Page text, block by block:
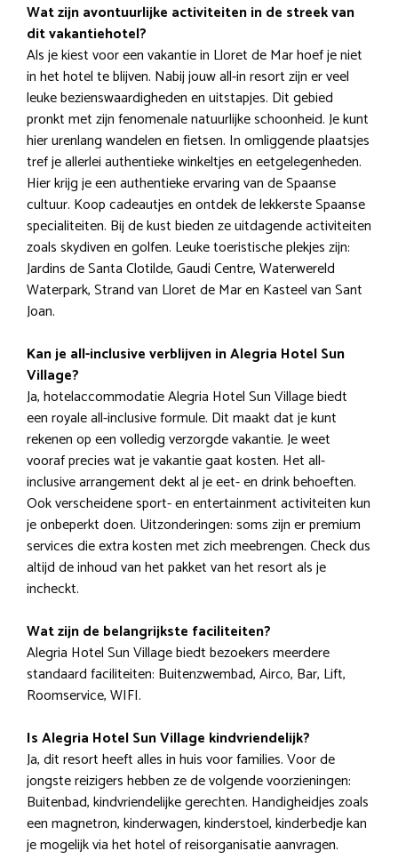
Wat zijn avontuurlijke activiteiten in de streek van
dit vakantiehotel?
Als je kiest voor een vakantie in Lloret de Mar hoef je niet
in het hotel te blijven. Nabij jouw all-in resort zijn er veel
leuke bezienswaardigheden en uitstapjes. Dit gebied
pronkt met zijn fenomenale natuurlijke schoonheid. Je kunt
hier urenlang wandelen en fietsen. In omliggende plaatsjes
tref je allerlei authentieke winkeltjes en eetgelegenheden.
Hier krijg je een authentieke ervaring van de Spaanse
cultuur. Koop cadeautjes en ontdek de lekkerste Spaanse
specialiteiten. Bij de kust bieden ze uitdagende activiteiten
zoals skydiven en golfen. Leuke toeristische plekjes zijn:
Jardins de Santa Clotilde, Gaudi Centre, Waterwereld
Waterpark, Strand van Lloret de Mar en Kasteel van Sant
Joan.
Kan je all-inclusive verblijven in Alegria Hotel Sun
Village?
Ja, hotelaccommodatie Alegria Hotel Sun Village biedt
een royale all-inclusive formule. Dit maakt dat je kunt
rekenen op een volledig verzorgde vakantie. Je weet
vooraf precies wat je vakantie gaat kosten. Het all-
inclusive arrangement dekt al je eet- en drink behoeften.
Ook verscheidene sport- en entertainment activiteiten kun
je onbeperkt doen. Uitzonderingen: soms zijn er premium
services die extra kosten met zich meebrengen. Check dus
altijd de inhoud van het pakket van het resort als je
incheckt.
Wat zijn de belangrijkste faciliteiten?
Alegria Hotel Sun Village biedt bezoekers meerdere
standaard faciliteiten: Buitenzwembad, Airco, Bar, Lift,
Roomservice, WIFI.
Is Alegria Hotel Sun Village kindvriendelijk?
Ja, dit resort heeft alles in huis voor families. Voor de
jongste reizigers hebben ze de volgende voorzieningen:
Buitenbad, kindvriendelijke gerechten. Handigheidjes zoals
een magnetron, kinderwagen, kinderstoel, kinderbedje kan
je mogelijk via het hotel of reisorganisatie aanvragen.